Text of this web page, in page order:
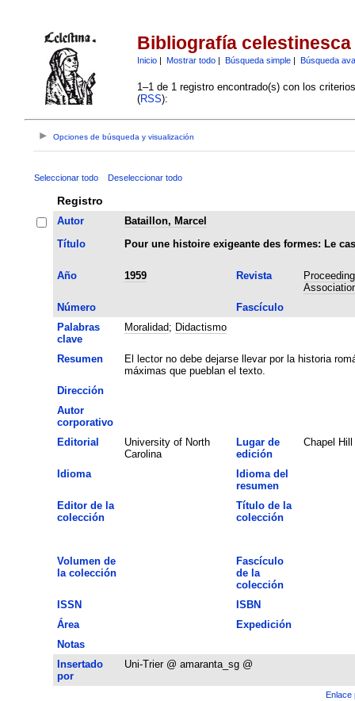
Bibliografía celestinesca
Inicio| Mostrar todo| Búsqueda simple| Búsqueda
1–1 de 1 registro encontrado(s) con los
(RSS):
Opciones de búsqueda y visualización
Seleccionar todo Deseleccionar todo
Registro
Autor
Bataillon, Marcel
Título
Pour une histoire exigeante des formes: Le
Año 1959 Revista
Número
Fascículo
Palabras
clave
Moralidad; Didactismo
Resumen
El lector no debe dejarse llevar por la historia
máximas que pueblan el texto.
Dirección
Autor
corporativo
Editorial
University of North
Carolina
Lugar de
edición
Chapel Hill
Idioma
Idioma del
resumen
Editor de la
colección
Título de la
colección
Volumen de
la colección
Fascículo
de la
colección
ISSN
ISBN
Área
Expedición
Notas
Insertado
por
Uni-Trier @ amaranta_sg @
Enlace